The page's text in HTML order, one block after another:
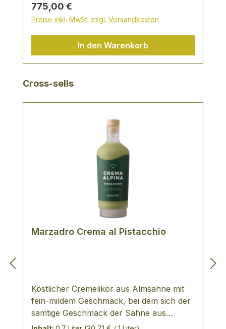
Regulärer Preis:
775,00 €
Preise inkl. MwSt. zzgl. Versandkosten
In den Warenkorb
Produktgalerie überspringen
Cross-sells
Marzadro Crema al Pistacchio
Köstlicher Cremelikör aus Almsahne mit
fein-mildem Geschmack, bei dem sich der
samtige Geschmack der Sahne aus
frischer Trentiner Milch mit dem Aroma